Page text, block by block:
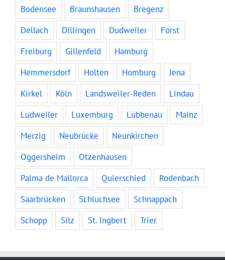
Bodensee
Braunshausen
Bregenz
Dellach
Dillingen Dudweiler
Forst
Freiburg
Gillenfeld
Hamburg
Hemmersdorf
Holten Homburg
Jena
Kirkel
Köln Landsweiler-Reden
Lindau
Ludweiler
Luxemburg Lübbenau
Mainz
Merzig
Neubrücke
Neunkirchen
Oggersheim
Otzenhausen
Palma de Mallorca
Quierschied
Rodenbach
Saarbrücken
Schluchsee
Schnappach
Schopp
Silz St. Ingbert Trier